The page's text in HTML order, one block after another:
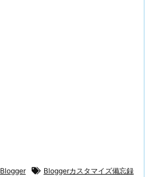
Blogger Bloggerカスタマイズ備忘録